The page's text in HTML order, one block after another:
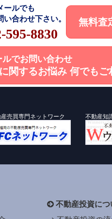
ールでも
い合わせ下さい。
595-8830
無料査
でお問い合わせ
関するお悩み 何でもご
売買専門ネットワーク 不動産知
不動産投資につ